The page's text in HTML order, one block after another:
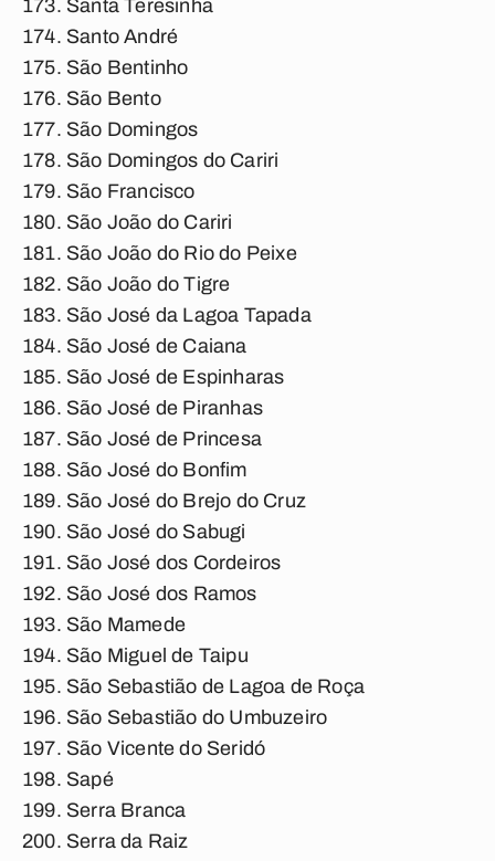
Santa Teresinha
Santo André
São Bentinho
São Bento
São Domingos
São Domingos do Cariri
São Francisco
São João do Cariri
São João do Rio do Peixe
São João do Tigre
São José da Lagoa Tapada
São José de Caiana
São José de Espinharas
São José de Piranhas
São José de Princesa
São José do Bonfim
São José do Brejo do Cruz
São José do Sabugi
São José dos Cordeiros
São José dos Ramos
São Mamede
São Miguel de Taipu
São Sebastião de Lagoa de Roça
São Sebastião do Umbuzeiro
São Vicente do Seridó
Sapé
Serra Branca
Serra da Raiz